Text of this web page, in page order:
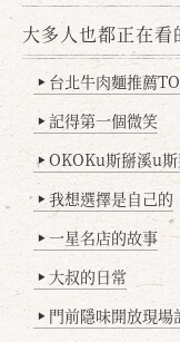
大多人也都正在
▶ 台北牛肉麵推薦
▶ 記得第一個微笑
▶ OKOKu斯掰溪u
▶ 我想選擇是自己的
▶ 一星名店的故事
▶ 大叔的日常
▶ 門前隱味開放現場